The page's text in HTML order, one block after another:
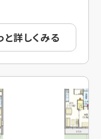
と詳しくみる